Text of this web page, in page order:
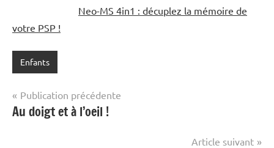
Neo-MS 4in1 : décuplez la mémoire de
votre PSP !
Enfants
Navigation
de
Publication précédente
Au doigt et à l’oeil !
Article suivant